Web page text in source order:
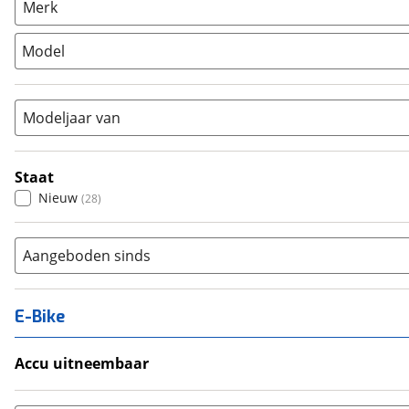
Stadsfiets (4)
Tandem
Merk
Model
Modeljaar van
Staat
Nieuw (28)
Aangeboden sinds
E-Bike
Accu uitneembaar